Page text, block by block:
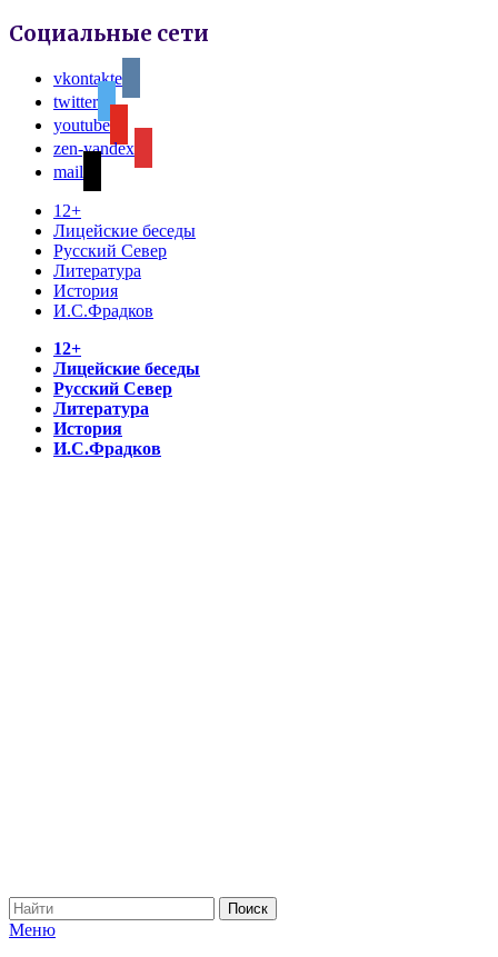
Социальные сети
vkontakte
twitter
youtube
zen-yandex
mail
12+
Лицейские беседы
Русский Север
Литература
История
И.С.Фрадков
12+
Лицейские беседы
Русский Север
Литература
История
И.С.Фрадков
Меню